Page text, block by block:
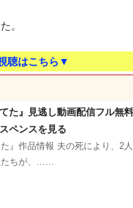
。
聴はこちら▼
た』見逃し動画配信フル無
ペンスを見る
』作品情報 夫の死により、2
たちが、……